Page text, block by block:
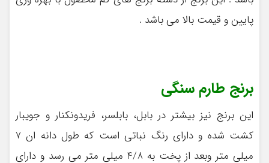
پایین و قیمت بالا می باشد .
برنج طارم سنگی
این برنج نیز بیشتر در بابل، بابلسر، فریدونکنار و جویبار
کشت شده و دارای رنگ نباتی است که طول دانه ان 7
میلی متر وبعد از پخت به 4/8 میلی متر می رسد و دارای